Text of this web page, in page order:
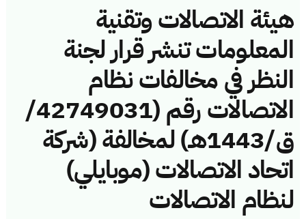
هيئة الاتصالات وتقنية
المعلومات تنشر قرار لجنة
النظر في مخالفات نظام
الاتصالات رقم (42749031/
ق/1443هـ) لمخالفة (شركة
اتحاد الاتصالات (موبايلي)
لنظام الاتصالات